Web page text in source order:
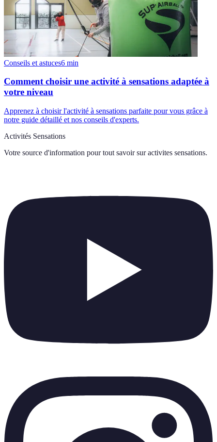
Conseils et astuces6 min
Comment choisir une activité à sensations adaptée à
votre niveau
Apprenez à choisir l'activité à sensations parfaite pour vous grâce à
notre guide détaillé et nos conseils d'experts.
Activités Sensations
Votre source d'information pour tout savoir sur activites sensations.